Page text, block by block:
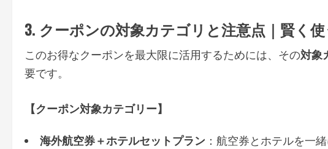
3. クーポンの対象カテゴリと注意点｜賢く
このお得なクーポンを最大限に活用するためには、その対象
要です。
【クーポン対象カテゴリー】
海外航空券＋ホテルセットプラン ：航空券とホテルを一